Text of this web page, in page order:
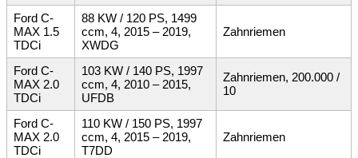
Ford C-
MAX 1.5
TDCi
88 KW / 120 PS, 1499
ccm, 4, 2015 – 2019,
XWDG
Zahnriemen
Ford C-
MAX 2.0
TDCi
103 KW / 140 PS, 1997
ccm, 4, 2010 – 2015,
UFDB
Zahnriemen, 200.000 /
10
Ford C-
MAX 2.0
TDCi
110 KW / 150 PS, 1997
ccm, 4, 2015 – 2019,
T7DD
Zahnriemen